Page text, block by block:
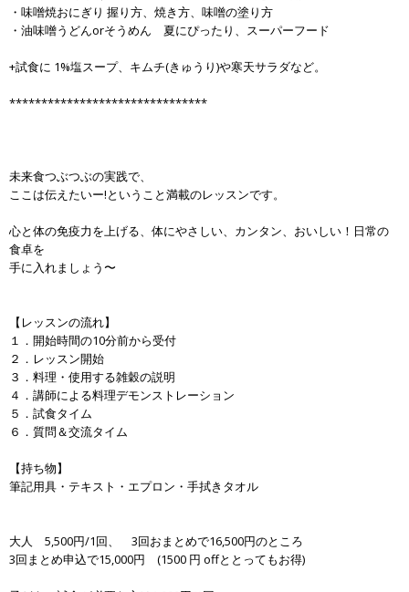
・味噌焼おにぎり 握り方、焼き方、味噌の塗り方
・油味噌うどんorそうめん 夏にぴったり、スーパーフード
+試食に 1%塩スープ、キムチ(きゅうり)や寒天サラダなど。
*******************************
未来食つぶつぶの実践で、
ここは伝えたいー!ということ満載のレッスンです。
心と体の免疫力を上げる、体にやさしい、カンタン、おいしい！日常の
食卓を
手に入れましょう〜
【レッスンの流れ】
１．開始時間の10分前から受付
２．レッスン開始
３．料理・使用する雑穀の説明
４．講師による料理デモンストレーション
５．試食タイム
６．質問＆交流タイム
【持ち物】
筆記用具・テキスト・エプロン・手拭きタオル
大人 5,500円/1回、 3回おまとめで16,500円のところ
3回まとめ申込で15,000円 (1500 円 offととってもお得)